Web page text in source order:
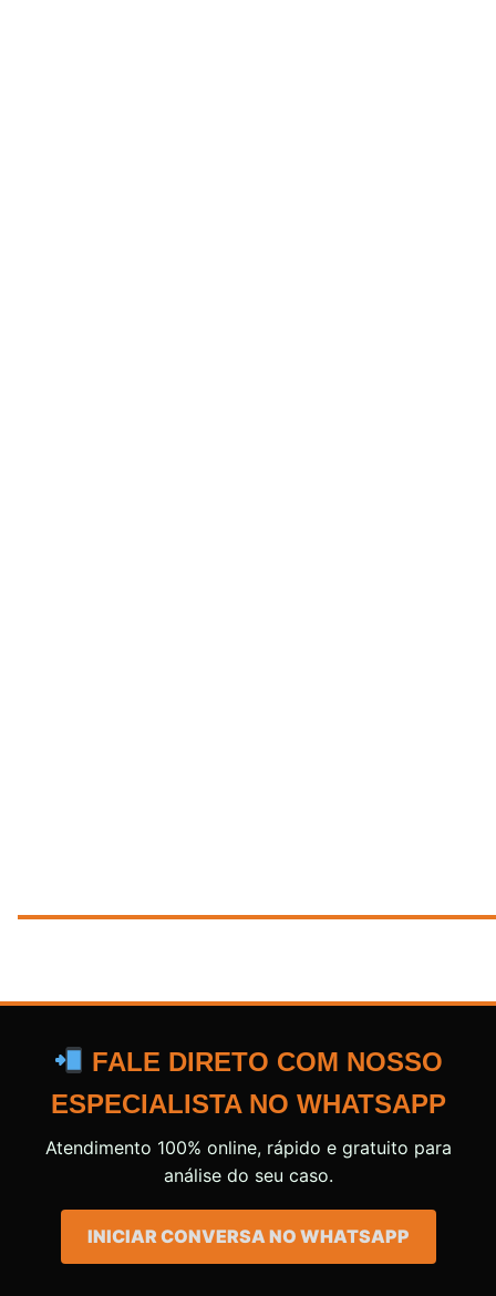
FALE DIRETO COM NOSSO
ESPECIALISTA NO WHATSAPP
Atendimento 100% online, rápido e gratuito para
análise do seu caso.
INICIAR CONVERSA NO WHATSAPP